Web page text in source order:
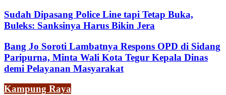
Sudah Dipasang Police Line tapi Tetap Buka,
Buleks: Sanksinya Harus Bikin Jera
Bang Jo Soroti Lambatnya Respons OPD di Sidang
Paripurna, Minta Wali Kota Tegur Kepala Dinas
demi Pelayanan Masyarakat
Kampung Raya